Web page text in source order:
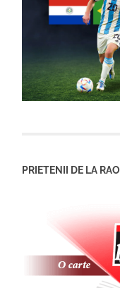
PRIETENII DE LA RAO